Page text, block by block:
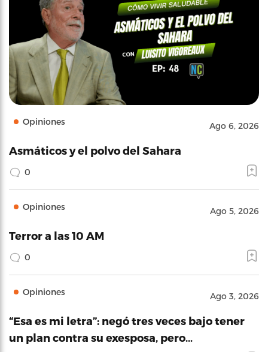
Opiniones Ago 6, 2026
Asmáticos y el polvo del Sahara
0
Opiniones Ago 5, 2026
Terror a las 10 AM
0
Opiniones Ago 3, 2026
“Esa es mi letra”: negó tres veces bajo tener
un plan contra su exesposa, pero…